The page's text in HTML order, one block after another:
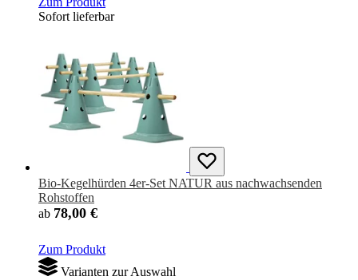
Sofort lieferbar
Bio-Kegelhürden 4er-Set NATUR aus nachwachsenden
Rohstoffen
ab 78,00 €
Zum Produkt
Varianten zur Auswahl